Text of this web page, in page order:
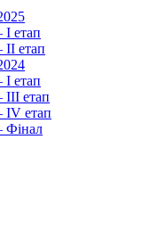
I етап
II етап
I етап
III етап
IV етап
Фінал